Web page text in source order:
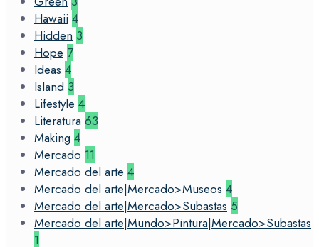
Hawaii 4
Hidden 3
Hope 7
Ideas 4
Island 3
Lifestyle 4
Literatura 63
Making 4
Mercado 11
Mercado del arte 4
Mercado del arte|Mercado>Museos 4
Mercado del arte|Mercado>Subastas 5
Mercado del arte|Mundo>Pintura|Mercado>Subastas
1